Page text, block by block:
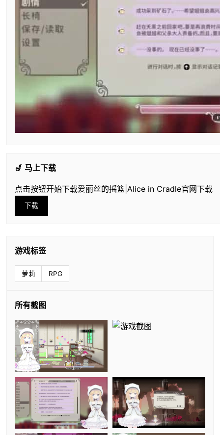
🎷 马上下载
点击按钮开始下载爱丽丝的摇篮|Alice in Cradle官网下载
下载
游戏标签
萝莉 RPG
所有截图